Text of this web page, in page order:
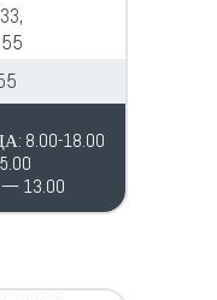
8.00-18.00
13.00